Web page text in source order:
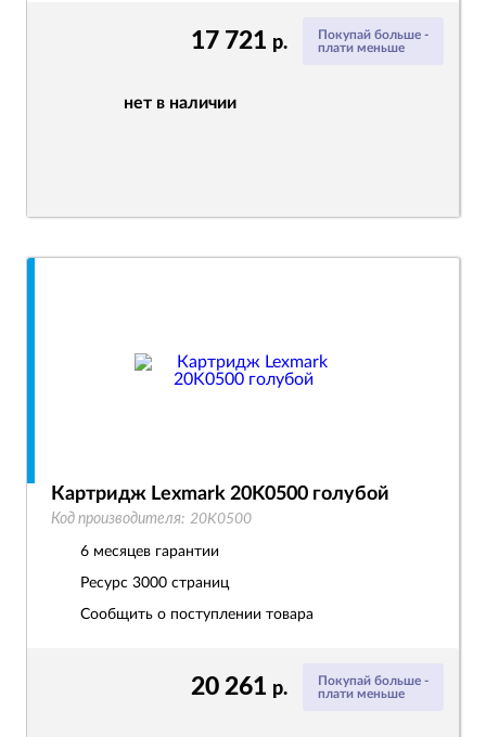
Покупай больше -
плати меньше
17 721 р.
нет в наличии
Покупай больше -
плати меньше
20 261 р.
Картридж Lexmark 20K0500 голубой
Код производителя: 20K0500
6 месяцев гарантии
Ресурс 3000 страниц
Сообщить о поступлении товара